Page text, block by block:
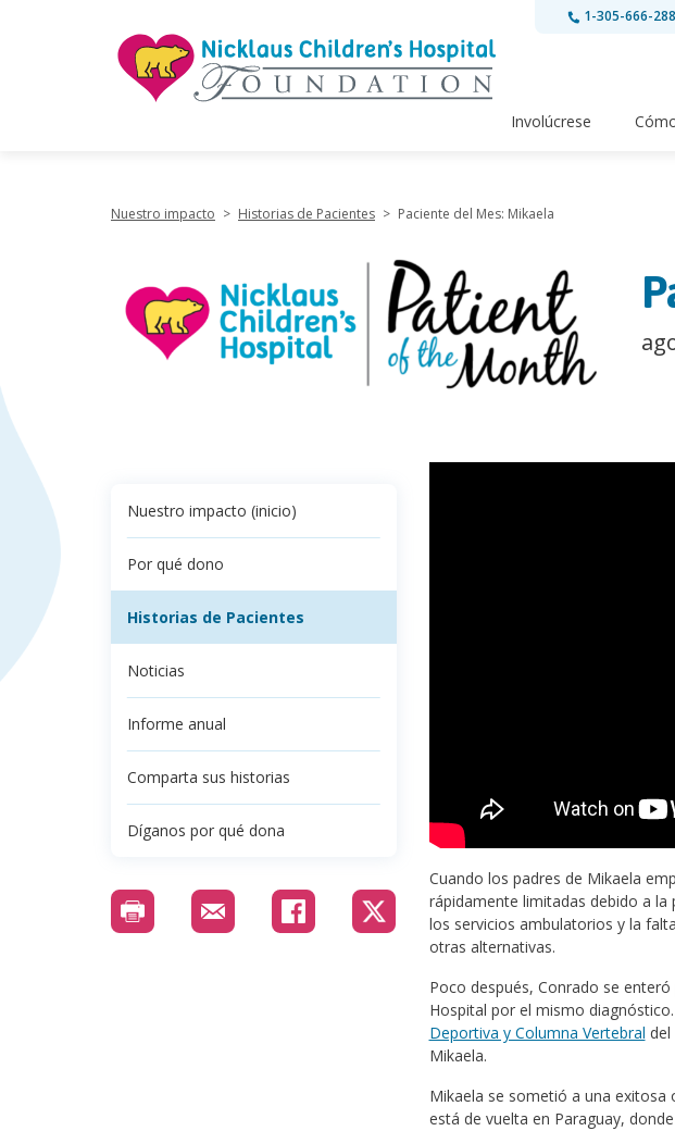
1-305-666-
Involúcrese
Nuestro impacto > Historias de Pacientes > Paciente del Mes: Mikaela
Nuestro impacto (inicio)
Por qué dono
Historias de Pacientes
Noticias
Informe anual
Comparta sus historias
Díganos por qué dona
Cuando los padres de Mikaela
rápidamente limitadas debido a la
los servicios ambulatorios y la
otras alternativas.
Poco después, Conrado se
Hospital por el mismo
Deportiva y Columna Vertebral
Mikaela.
Mikaela se sometió a una exitosa
está de vuelta en Paraguay,